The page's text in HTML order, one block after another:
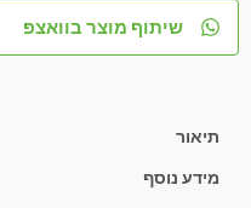
שיתוף מוצר בוואצפ
תיאור
מידע נוסף